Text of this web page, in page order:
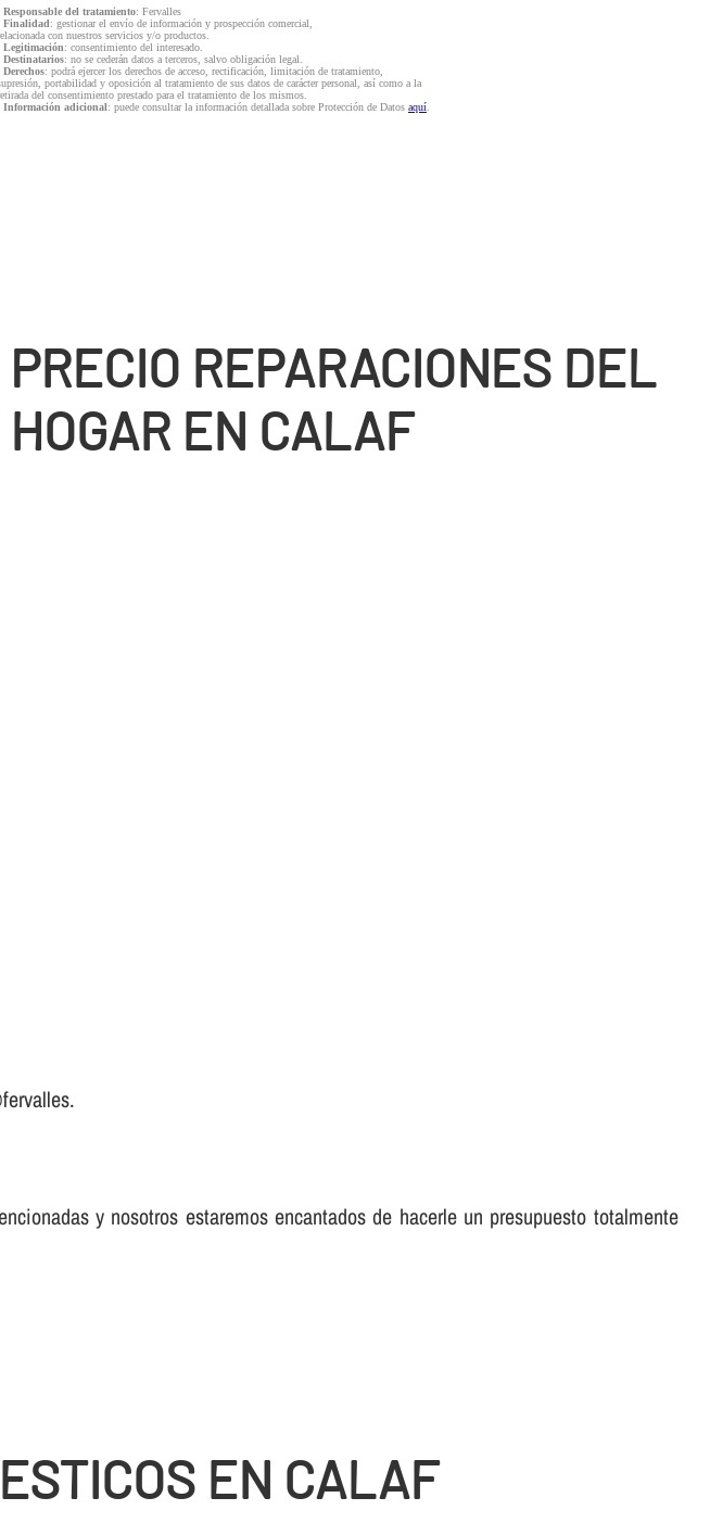
Responsable del tratamiento: Fervalles
Finalidad: gestionar el envío de información y prospección comercial,
con nuestros servicios y/o productos.
Legitimación: consentimiento del interesado.
Destinatarios: no se cederán datos a terceros, salvo obligación legal.
Derechos: podrá ejercer los derechos de acceso, rectificación, limitación de tratamiento,
portabilidad y oposición al tratamiento de sus datos de carácter personal, así como a la
del consentimiento prestado para el tratamiento de los mismos.
Información adicional: puede consultar la información detallada sobre Protección de Datos aquí.
PRECIO REPARACIONES DEL
HOGAR EN CALAF
y nosotros estaremos encantados de hacerle un presupuesto totalmente
EN CALAF